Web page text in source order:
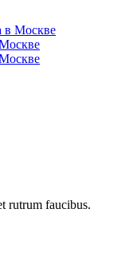
rutrum faucibus.